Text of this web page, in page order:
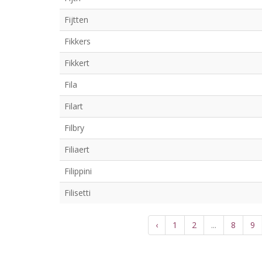
Fijtten
Fikkers
Fikkert
Fila
Filart
Filbry
Filiaert
Filippini
Filisetti
‹ 1 2 ... 8 9